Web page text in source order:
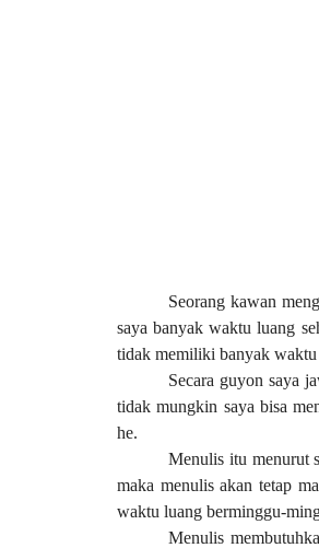
Seorang kawan
saya banyak waktu luang
tidak memiliki banyak
Secara guyon saya
tidak mungkin saya bisa
he.
Menulis itu menurut
maka menulis akan tetap
waktu luang berminggu-
Menulis